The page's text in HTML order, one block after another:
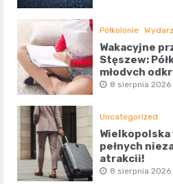
Półkolonie
Wakacyjne
Stęszew:
młodych
8 sierpnia 2026
Uncategorized
Wielkopolska
pełnych
atrakcji!
8 sierpnia 2026